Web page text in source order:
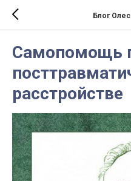
Блог
Самопомощь
расстройстве